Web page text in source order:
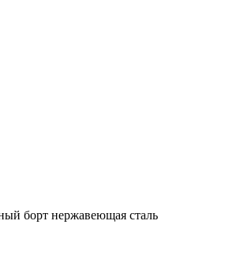
борт нержавеющая сталь